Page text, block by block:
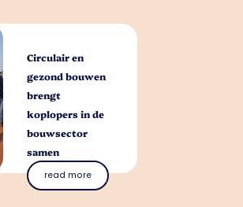
Circulair en
gezond bouwen
brengt
koplopers in de
bouwsector
samen
read more